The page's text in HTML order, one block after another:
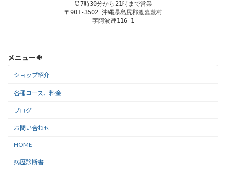
⏰7時30分から21時まで営業
〒901-3502 沖縄県島尻郡渡嘉敷村
字阿波連116-1
メニュー🐠
ショップ紹介
各種コース、料金
ブログ
お問い合わせ
HOME
病歴診断書